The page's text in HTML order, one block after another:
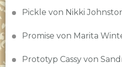
Pickle von Nikki
Promise von Marita
Prototyp Cassy von